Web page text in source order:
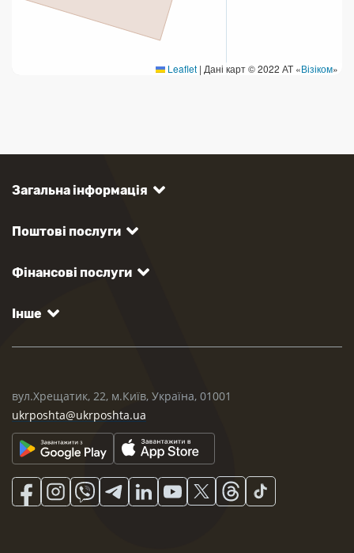
Leaflet | Дані карт © 2022 АТ «Візіком»
Загальна інформація
Поштові послуги
Фінансові послуги
Інше
вул.Хрещатик, 22, м.Київ, Україна, 01001
ukrposhta@ukrposhta.ua